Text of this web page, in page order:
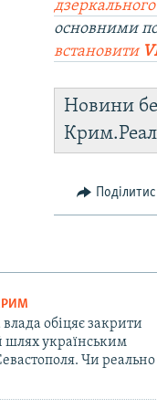
основними
встановити
Новини
влада обіцяє закрити
шлях українським
Чи реально